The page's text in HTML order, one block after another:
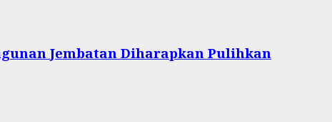
Jembatan Diharapkan Pulihkan